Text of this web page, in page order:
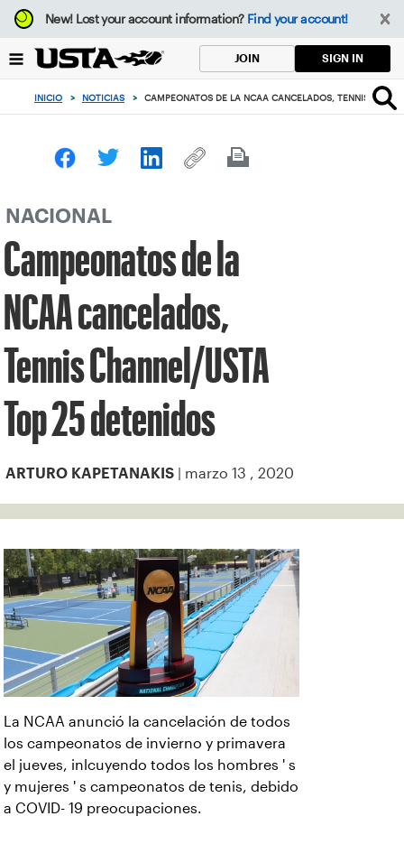
Enfoque
desde
botón
volver
principio
New!Lost your account information? Find your account!
JOIN SIGN IN
INICIO > NOTICIAS > CAMPEONATOS DE LA NCAA CANCELADOS, TENNIS
NACIONAL
Campeonatos de la
NCAA cancelados,
Tennis Channel/USTA
Top 25 detenidos
ARTURO KAPETANAKIS | marzo 13 , 2020
La NCAA anunció la cancelación de todos
los campeonatos de invierno y primavera
el jueves, inlcuyendo todos los hombres ' s
y mujeres ' s campeonatos de tenis, debido
a COVID- 19 preocupaciones.